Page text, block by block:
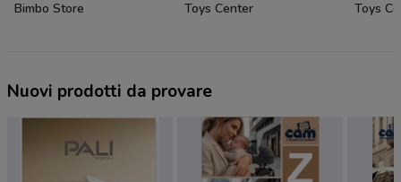
Bimbo Store Toys Center Toys
Nuovi prodotti da provare